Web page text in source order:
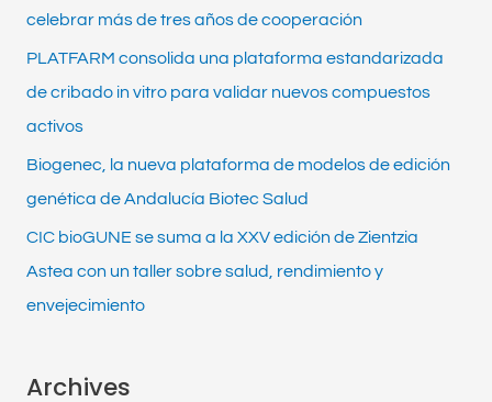
celebrar más de tres años de cooperación
PLATFARM consolida una plataforma estandarizada
de cribado in vitro para validar nuevos compuestos
activos
Biogenec, la nueva plataforma de modelos de edición
genética de Andalucía Biotec Salud
CIC bioGUNE se suma a la XXV edición de Zientzia
Astea con un taller sobre salud, rendimiento y
envejecimiento
Archives